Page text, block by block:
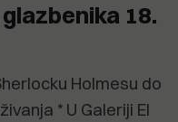
18.
Holmesu do
* U Galeriji El